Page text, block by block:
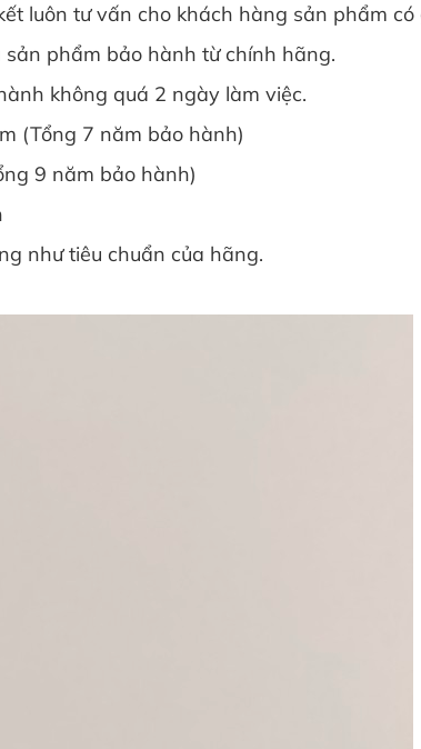
luôn tư vấn cho khách hàng sản phẩm
phẩm bảo hành từ chính hãng.
không quá 2 ngày làm việc.
(Tổng 7 năm bảo hành)
9 năm bảo hành)
như tiêu chuẩn của hãng.